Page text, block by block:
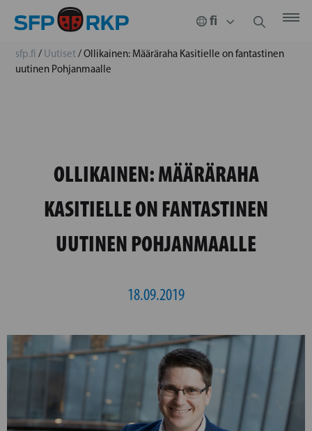
sfp.fi / Uutiset/Ollikainen: Määräraha Kasitielle on fantastinen
uutinen Pohjanmaalle
OLLIKAINEN: MÄÄRÄRAHA
KASITIELLE ON FANTASTINEN
UUTINEN POHJANMAALLE
18.09.2019